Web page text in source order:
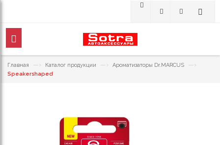
Главная —› Каталог продукции —› Ароматизаторы Dr.MARCUS —›
Speakershaped